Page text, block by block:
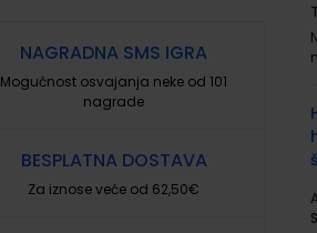
NAGRADNA SMS IGRA
Mogućnost osvajanja neke od 101
nagrade
BESPLATNA DOSTAVA
Za iznose veće od 62,50€